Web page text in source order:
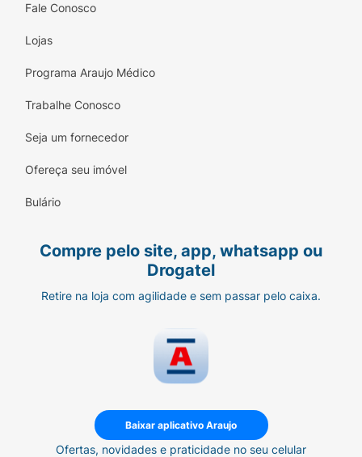
Fale Conosco
Lojas
Programa Araujo Médico
Trabalhe Conosco
Seja um fornecedor
Ofereça seu imóvel
Bulário
Compre pelo site, app, whatsapp ou
Drogatel
Retire na loja com agilidade e sem passar pelo caixa.
Baixar aplicativo Araujo
Ofertas, novidades e praticidade no seu celular